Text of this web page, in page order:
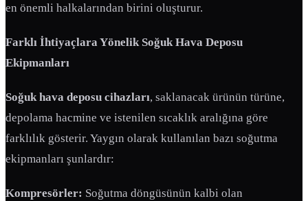
en önemli halkalarından birini oluşturur.
Farklı İhtiyaçlara Yönelik Soğuk Hava Deposu
Ekipmanları
Soğuk hava deposu cihazları, saklanacak ürünün türüne,
depolama hacmine ve istenilen sıcaklık aralığına göre
farklılık gösterir. Yaygın olarak kullanılan bazı soğutma
ekipmanları şunlardır:
Kompresörler: Soğutma döngüsünün kalbi olan